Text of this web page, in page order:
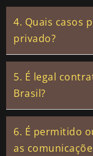
4. Quais casos
privado?
5. É legal
Brasil?
6. É permitido
as